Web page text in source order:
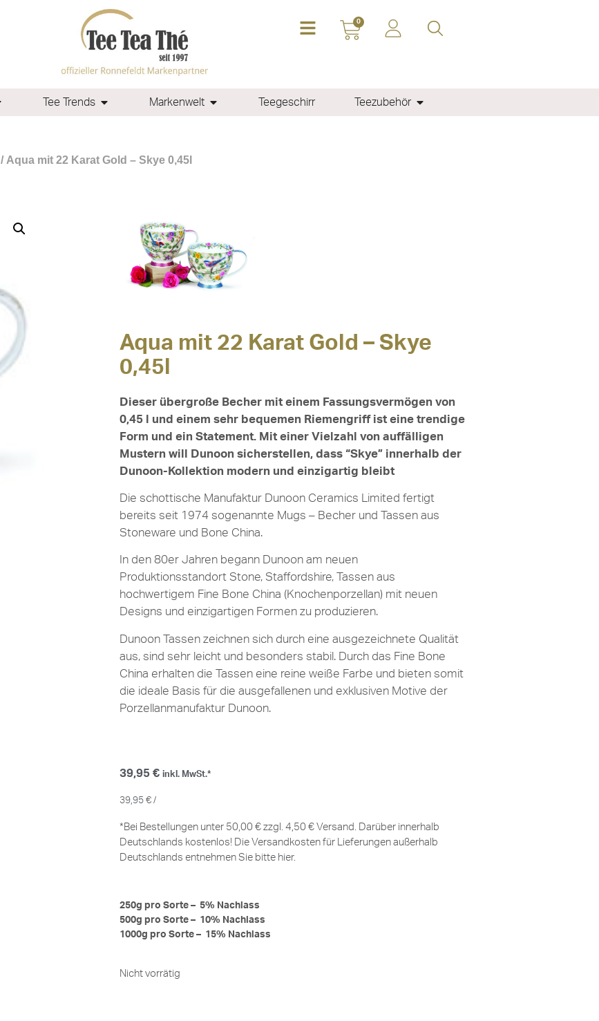
0
Tee Trends Markenwelt Teegeschirr Teezubehör
/ Aqua mit 22 Karat Gold – Skye 0,45l
Aqua mit 22 Karat Gold – Skye
0,45l
Dieser übergroße Becher mit einem Fassungsvermögen von
0,45 l und einem sehr bequemen Riemengriff ist eine trendige
Form und ein Statement. Mit einer Vielzahl von auffälligen
Mustern will Dunoon sicherstellen, dass “Skye” innerhalb der
Dunoon-Kollektion modern und einzigartig bleibt
Die schottische Manufaktur Dunoon Ceramics Limited fertigt
bereits seit 1974 sogenannte Mugs – Becher und Tassen aus
Stoneware und Bone China.
In den 80er Jahren begann Dunoon am neuen
Produktionsstandort Stone, Staffordshire, Tassen aus
hochwertigem Fine Bone China (Knochenporzellan) mit neuen
Designs und einzigartigen Formen zu produzieren.
Dunoon Tassen zeichnen sich durch eine ausgezeichnete Qualität
aus, sind sehr leicht und besonders stabil. Durch das Fine Bone
China erhalten die Tassen eine reine weiße Farbe und bieten somit
die ideale Basis für die ausgefallenen und exklusiven Motive der
Porzellanmanufaktur Dunoon.
39,95 € inkl. MwSt.*
39,95 € /
*Bei Bestellungen unter 50,00 € zzgl. 4,50 € Versand. Darüber innerhalb
Deutschlands kostenlos! Die Versandkosten für Lieferungen außerhalb
Deutschlands entnehmen Sie bitte hier.
250g pro Sorte – 5% Nachlass
500g pro Sorte – 10% Nachlass
1000g pro Sorte – 15% Nachlass
Nicht vorrätig